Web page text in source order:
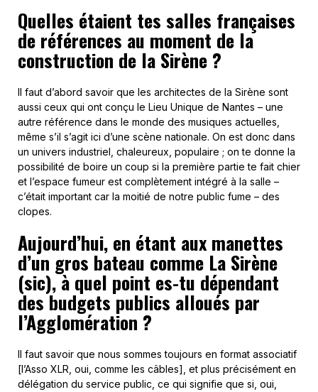
Quelles étaient tes salles françaises
de références au moment de la
construction de la Sirène ?
Il faut d’abord savoir que les architectes de la Sirène sont
aussi ceux qui ont conçu le Lieu Unique de Nantes – une
autre référence dans le monde des musiques actuelles,
même s’il s’agit ici d’une scène nationale. On est donc dans
un univers industriel, chaleureux, populaire ; on te donne la
possibilité de boire un coup si la première partie te fait chier
et l’espace fumeur est complètement intégré à la salle –
c’était important car la moitié de notre public fume – des
clopes.
Aujourd’hui, en étant aux manettes
d’un gros bateau comme La Sirène
(sic), à quel point es-tu dépendant
des budgets publics alloués par
l’Agglomération ?
Il faut savoir que nous sommes toujours en format associatif
[l’Asso XLR, oui, comme les câbles], et plus précisément en
délégation du service public, ce qui signifie que si, oui,